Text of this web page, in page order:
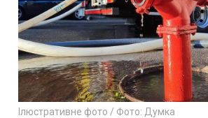
Ілюстративне фото / Фото: Думка